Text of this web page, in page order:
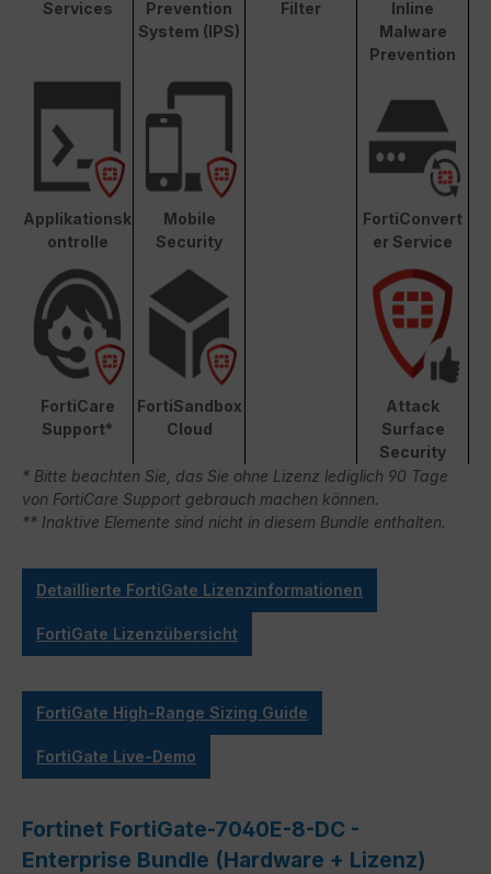
Services
Prevention
System (IPS)
Filter
Inline
Malware
Prevention
Applikationsk
ontrolle
Mobile
Security
FortiConvert
er Service
FortiCare
Support*
FortiSandbox
Cloud
Attack
Surface
Security
* Bitte beachten Sie, das Sie ohne Lizenz lediglich 90 Tage
von FortiCare Support gebrauch machen können.
** Inaktive Elemente sind nicht in diesem Bundle enthalten.
Detaillierte FortiGate Lizenzinformationen
FortiGate Lizenzübersicht
FortiGate High-Range Sizing Guide
FortiGate Live-Demo
Fortinet FortiGate-7040E-8-DC -
Enterprise Bundle (Hardware + Lizenz)